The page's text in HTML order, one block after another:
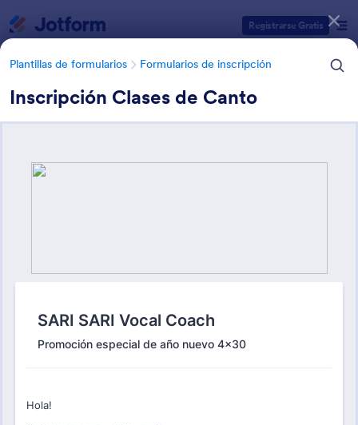
Registrarse Gratis
Plantillas de formularios Formularios de inscripción
Inscripción Clases de Canto
Plantillas de formularios
Categorías de plantillas de formulario